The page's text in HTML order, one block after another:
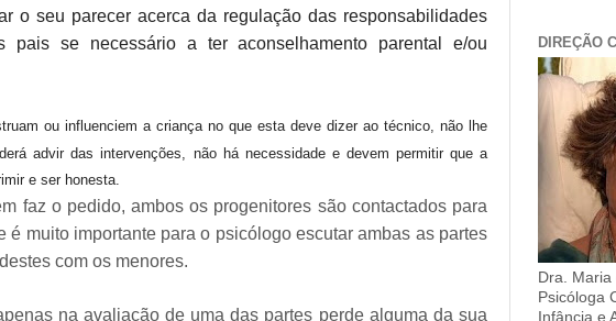
o seu parecer acerca da regulação das responsabilidades
pais se necessário a ter aconselhamento parental e/ou
ou influenciem a criança no que esta deve dizer ao técnico, não lhe
advir das intervenções, não há necessidade e devem permitir que a
e ser honesta.
faz o pedido, ambos os progenitores são contactados para
é muito importante para o psicólogo escutar ambas as partes
com os menores.
na avaliação de uma das partes perde alguma da sua
DIREÇÃO
Dra.
Psicóloga
Infância e